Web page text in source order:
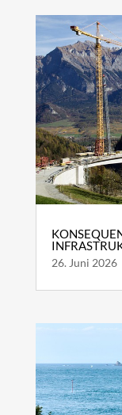
26. Juni 2026